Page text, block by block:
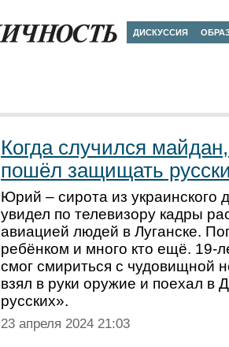
ДИСКУССИЯ
Когда случился
пошёл защищать
Юрий – сирота из украинского
увидел по телевизору кадры
авиацией людей в Луганске.
ребёнком и много кто ещё. 19-
смог смириться с чудовищной
взял в руки оружие и поехал в
русских».
23 апреля 2024 21:03